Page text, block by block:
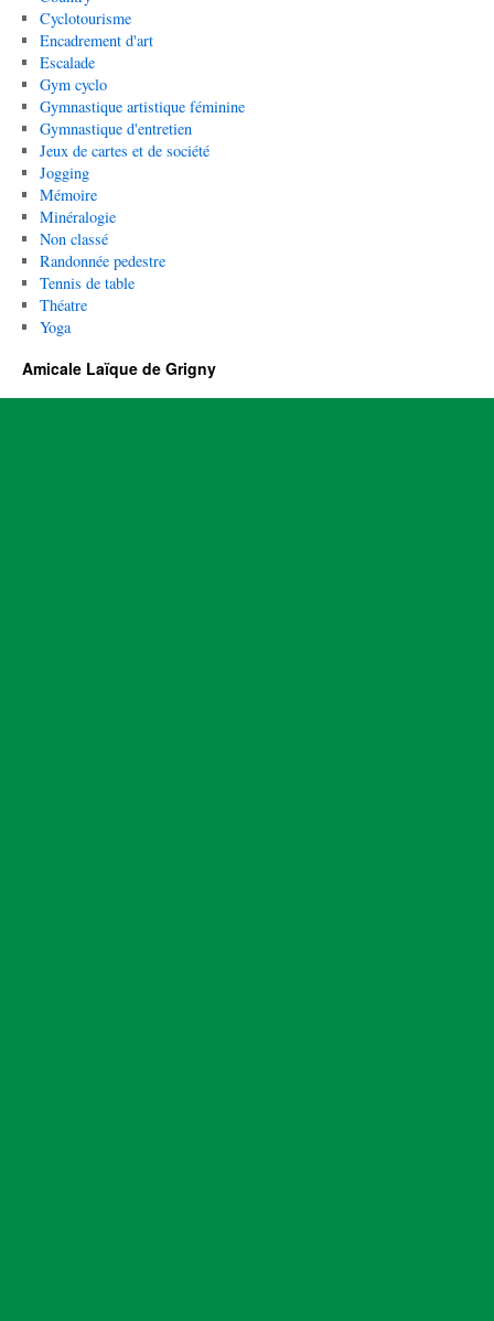
Cyclotourisme
Encadrement d'art
Escalade
Gym cyclo
Gymnastique artistique féminine
Gymnastique d'entretien
Jeux de cartes et de société
Jogging
Mémoire
Minéralogie
Non classé
Randonnée pedestre
Tennis de table
Théatre
Yoga
Amicale Laïque de Grigny